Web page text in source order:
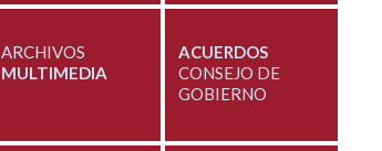
ARCHIVOS
MULTIMEDIA
ACUERDOS
CONSEJO DE
GOBIERNO